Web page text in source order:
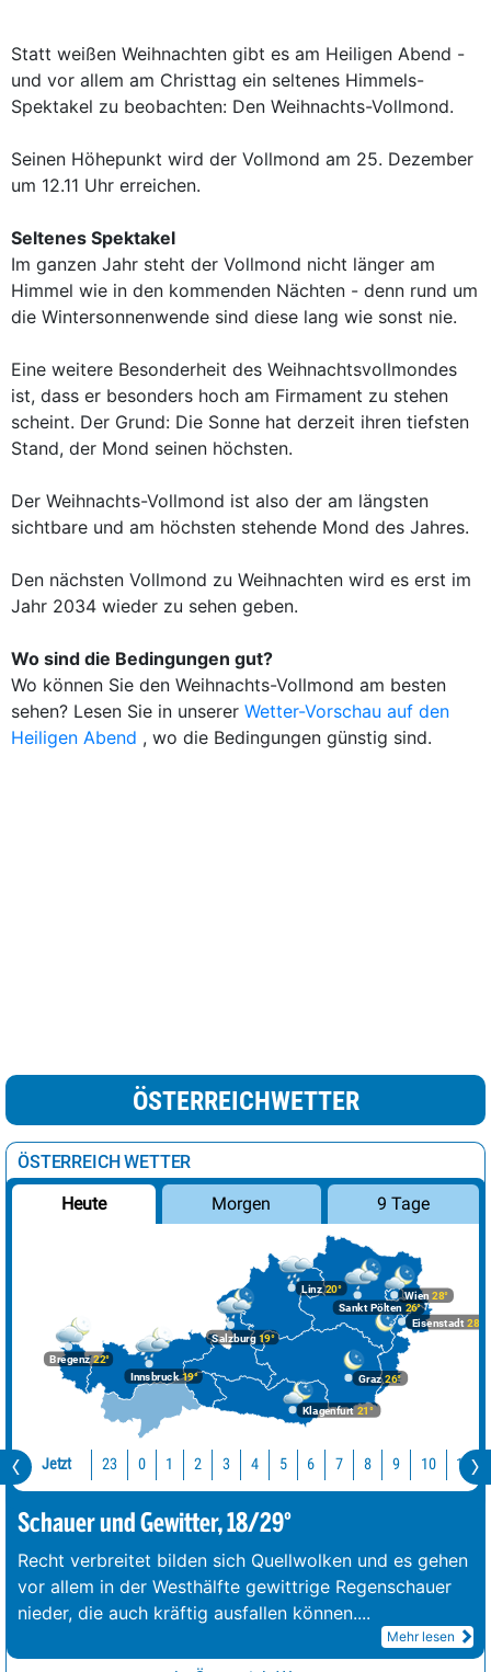
Statt weißen Weihnachten gibt es am Heiligen Abend -
und vor allem am Christtag ein seltenes Himmels-
Spektakel zu beobachten: Den Weihnachts-Vollmond.
Seinen Höhepunkt wird der Vollmond am 25. Dezember
um 12.11 Uhr erreichen.
Seltenes Spektakel
Im ganzen Jahr steht der Vollmond nicht länger am
Himmel wie in den kommenden Nächten - denn rund um
die Wintersonnenwende sind diese lang wie sonst nie.
Eine weitere Besonderheit des Weihnachtsvollmondes
ist, dass er besonders hoch am Firmament zu stehen
scheint. Der Grund: Die Sonne hat derzeit ihren tiefsten
Stand, der Mond seinen höchsten.
Der Weihnachts-Vollmond ist also der am längsten
sichtbare und am höchsten stehende Mond des Jahres.
Den nächsten Vollmond zu Weihnachten wird es erst im
Jahr 2034 wieder zu sehen geben.
Wo sind die Bedingungen gut?
Wo können Sie den Weihnachts-Vollmond am besten
sehen? Lesen Sie in unserer Wetter-Vorschau auf den
Heiligen Abend , wo die Bedingungen günstig sind.
ÖSTERREICHWETTER
ÖSTERREICH WETTER
Heute Morgen 9 Tage
Bregenz22°
Graz26°
Innsbruck19°
Klagenfurt 21°
Linz20°
Salzburg19°
Wien 28°
Eisenstadt 28°
Sankt Pölten 26°
Jetzt 23 0 1 2 3 4 5 6 7 8 9 10 11
Schauer und Gewitter, 18/29°
Recht verbreitet bilden sich Quellwolken und es gehen
vor allem in der Westhälfte gewittrige Regenschauer
nieder, die auch kräftig ausfallen können....
Mehr lesen